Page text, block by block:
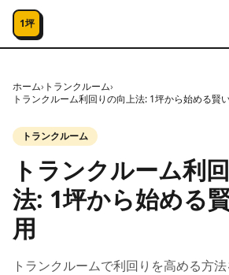
コンテンツへスキップ
1坪
ホーム› トランクルーム›
トランクルーム利回りの向上法: 1坪から始める賢
トランクルーム
トランクルーム利
法: 1坪から始める
用
トランクルームで利回りを高める方